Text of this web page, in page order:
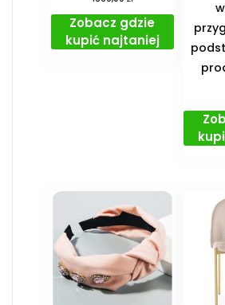
Zobacz gdzie
kupić najtaniej